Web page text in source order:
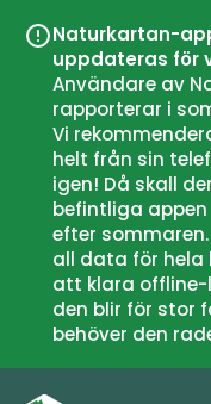
Naturkartan-
uppdateras för
Användare av
rapporterar i
Vi
helt från sin
igen! Då skall
befintliga
efter
all data för hela
att klara
den blir för stor
behöver den